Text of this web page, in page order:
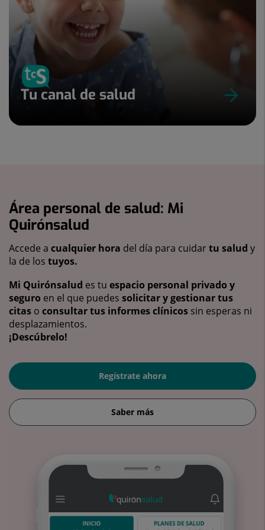
Tu canal de salud
Área personal de salud: Mi
Quirónsalud
Accede a cualquier hora del día para cuidartu salud y
la de los tuyos.
Mi Quirónsalud es tu espacio personal privado y
seguro en el que puedes solicitar y gestionar tus
citas o consultar tus informes clínicos sin esperas ni
desplazamientos.
¡Descúbrelo!
Regístrate ahora
Saber más